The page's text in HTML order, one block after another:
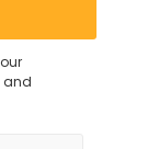
and